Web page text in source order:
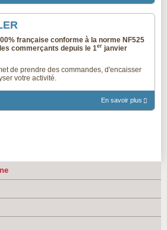
française conforme à la norme NF525
commerçants depuis le 1er janvier
de prendre des commandes, d'encaisser
votre activité.
En savoir plus